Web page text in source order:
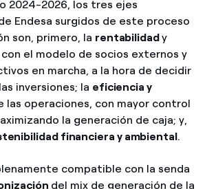
2024-2026, los tres ejes
Endesa surgidos de este proceso
son, primero, la rentabilidady
con el modelo de socios externos y
en marcha, a la hora de decidir
inversiones; la eficiencia y
las operaciones, con mayor control
la generación de caja; y,
financiera y ambiental.
compatible con la senda
del mix de generación de la